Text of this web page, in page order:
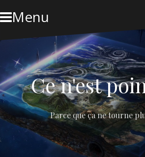
to
contentMenu
Ce n'est
Parce que ça ne tourne